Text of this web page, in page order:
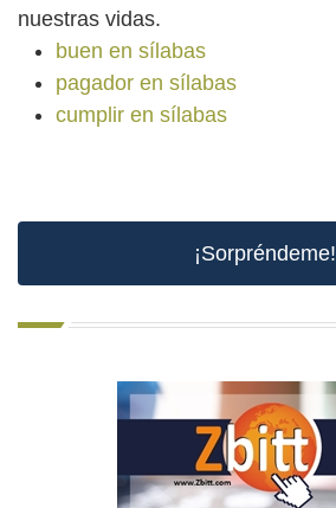
nuestras vidas.
buen en sílabas
pagador en sílabas
cumplir en sílabas
¡Sorpréndeme!